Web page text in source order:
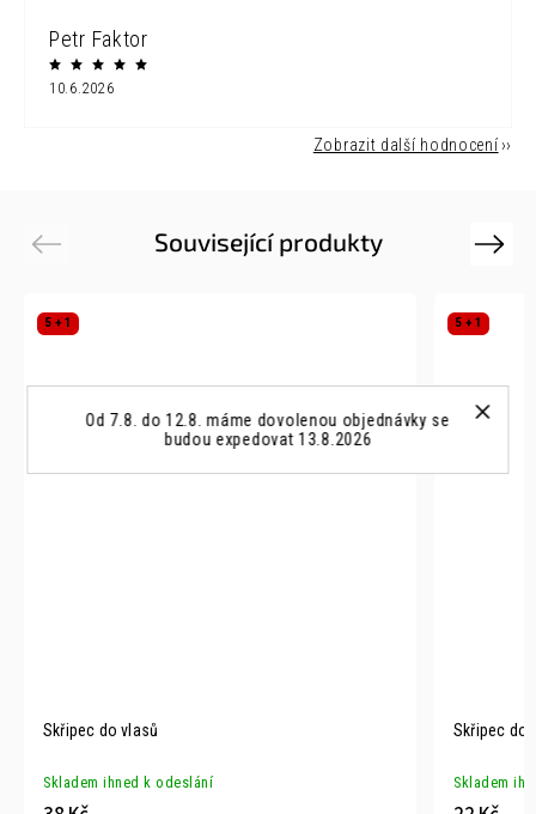
Od 7.8. do 12.8. máme dovolenou objednávky se
budou expedovat 13.8.2026
Petr Faktor
10.6.2026
Zobrazit další hodnocení
Související produkty
Previous
5 + 1
Skřipec do vlasů
Skladem ihned k odeslání
5 + 1
Skřipec do
Skladem
Next